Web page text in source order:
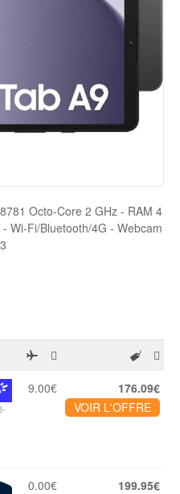
Octo-Core 2 GHz - RAM 4
Wi-Fi/Bluetooth/4G - Webcam
9.00€
176.09€
VOIR L'OFFRE
0.00€
199.95€